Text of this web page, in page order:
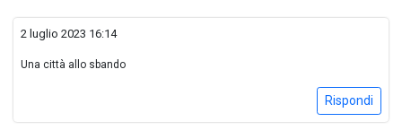
2 luglio 2023 16:14
Una città allo sbando
Rispondi